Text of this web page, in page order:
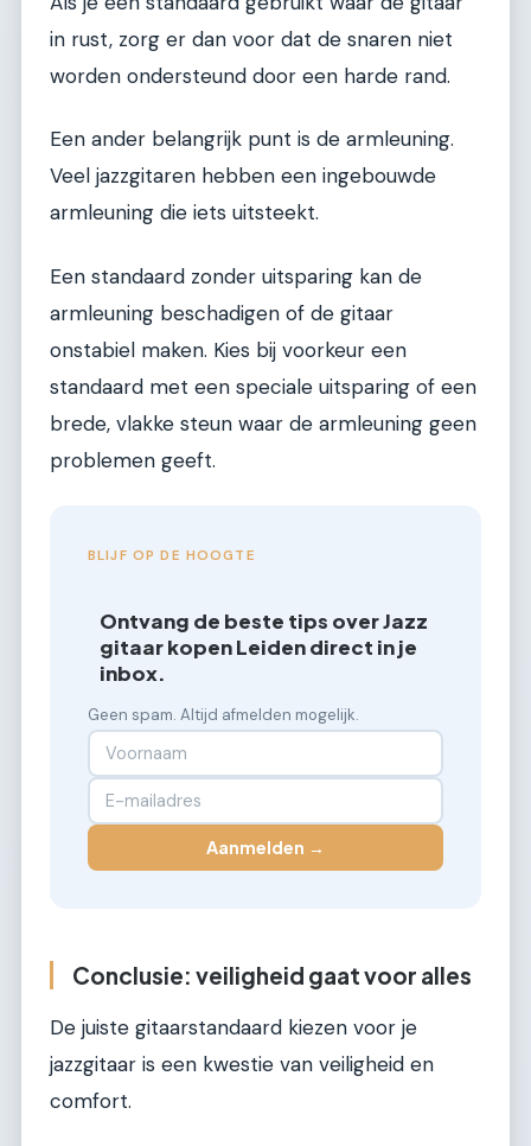
in rust, zorg er dan voor dat de snaren niet
worden ondersteund door een harde rand.
Een ander belangrijk punt is de armleuning.
Veel jazzgitaren hebben een ingebouwde
armleuning die iets uitsteekt.
Een standaard zonder uitsparing kan de
armleuning beschadigen of de gitaar
onstabiel maken. Kies bij voorkeur een
standaard met een speciale uitsparing of een
brede, vlakke steun waar de armleuning geen
problemen geeft.
BLIJF OP DE HOOGTE
Ontvang de beste tips over Jazz
gitaar kopen Leiden direct in je
inbox.
Geen spam. Altijd afmelden mogelijk.
Aanmelden →
Conclusie: veiligheid gaat voor alles
De juiste gitaarstandaard kiezen voor je
jazzgitaar is een kwestie van veiligheid en
comfort.